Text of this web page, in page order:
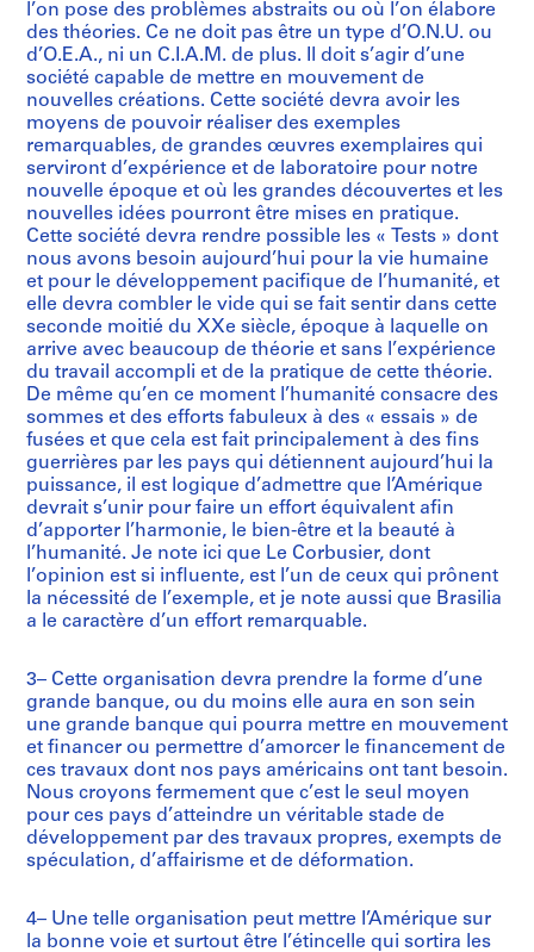
l’on pose des problèmes abstraits ou où l’on élabore
des théories. Ce ne doit pas être un type d’O.N.U. ou
d’O.E.A., ni un C.I.A.M. de plus. Il doit s’agir d’une
société capable de mettre en mouvement de
nouvelles créations. Cette société devra avoir les
moyens de pouvoir réaliser des exemples
remarquables, de grandes œuvres exemplaires qui
serviront d’expérience et de laboratoire pour notre
nouvelle époque et où les grandes découvertes et les
nouvelles idées pourront être mises en pratique.
Cette société devra rendre possible les « Tests » dont
nous avons besoin aujourd’hui pour la vie humaine
et pour le développement pacifique de l’humanité, et
elle devra combler le vide qui se fait sentir dans cette
seconde moitié du XXe siècle, époque à laquelle on
arrive avec beaucoup de théorie et sans l’expérience
du travail accompli et de la pratique de cette théorie.
De même qu’en ce moment l’humanité consacre des
sommes et des efforts fabuleux à des « essais » de
fusées et que cela est fait principalement à des fins
guerrières par les pays qui détiennent aujourd’hui la
puissance, il est logique d’admettre que l’Amérique
devrait s’unir pour faire un effort équivalent afin
d’apporter l’harmonie, le bien-être et la beauté à
l’humanité. Je note ici que Le Corbusier, dont
l’opinion est si influente, est l’un de ceux qui prônent
la nécessité de l’exemple, et je note aussi que Brasilia
a le caractère d’un effort remarquable.
3– Cette organisation devra prendre la forme d’une
grande banque, ou du moins elle aura en son sein
une grande banque qui pourra mettre en mouvement
et financer ou permettre d’amorcer le financement de
ces travaux dont nos pays américains ont tant besoin.
Nous croyons fermement que c’est le seul moyen
pour ces pays d’atteindre un véritable stade de
développement par des travaux propres, exempts de
spéculation, d’affairisme et de déformation.
4– Une telle organisation peut mettre l’Amérique sur
la bonne voie et surtout être l’étincelle qui sortira les